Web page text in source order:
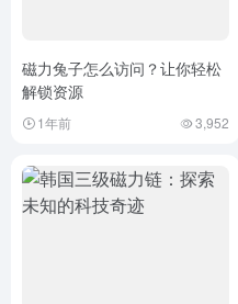
磁力兔子怎么访问？让你轻松
解锁资源
1年前 3,952